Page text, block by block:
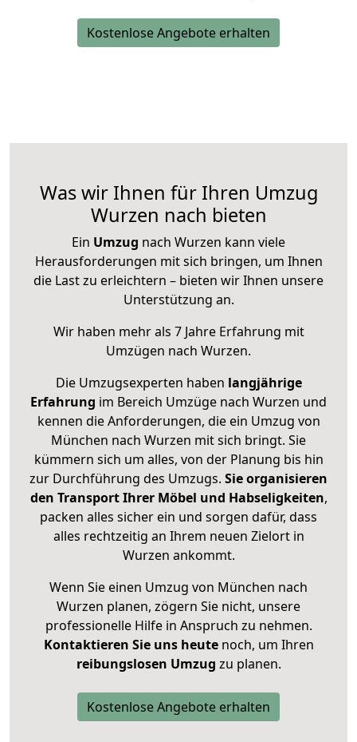
Kostenlose Angebote erhalten
Was wir Ihnen für Ihren Umzug
Wurzen nach bieten
Ein Umzug nach Wurzen kann viele
Herausforderungen mit sich bringen, um Ihnen
die Last zu erleichtern – bieten wir Ihnen unsere
Unterstützung an.
Wir haben mehr als 7 Jahre Erfahrung mit
Umzügen nach Wurzen.
Die Umzugsexperten haben langjährige
Erfahrung im Bereich Umzüge nach Wurzen und
kennen die Anforderungen, die ein Umzug von
München nach Wurzen mit sich bringt. Sie
kümmern sich um alles, von der Planung bis hin
zur Durchführung des Umzugs. Sie organisieren
den Transport Ihrer Möbel und Habseligkeiten,
packen alles sicher ein und sorgen dafür, dass
alles rechtzeitig an Ihrem neuen Zielort in
Wurzen ankommt.
Wenn Sie einen Umzug von München nach
Wurzen planen, zögern Sie nicht, unsere
professionelle Hilfe in Anspruch zu nehmen.
Kontaktieren Sie uns heutenoch, um Ihren
reibungslosen Umzug zu planen.
Kostenlose Angebote erhalten